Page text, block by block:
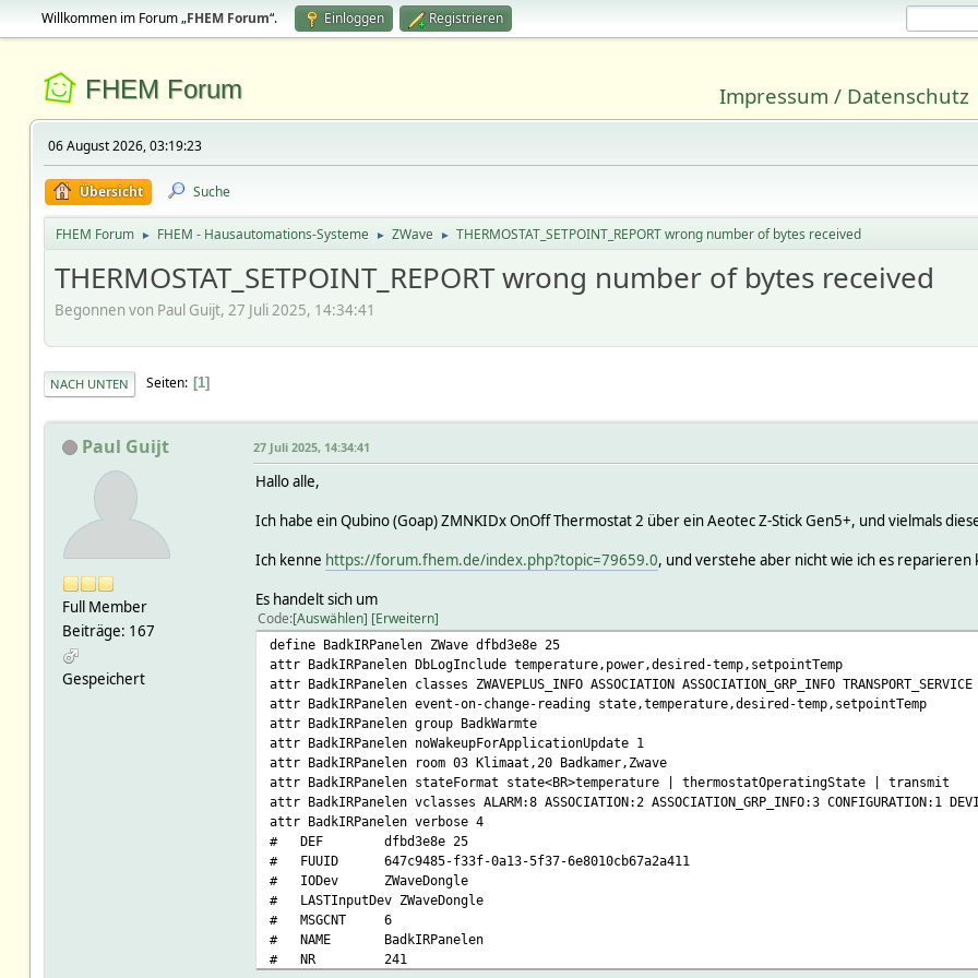
Willkommen im Forum „FHEM Forum“. Einloggen Registrieren
FHEM Forum Impressum / Datenschutz
06 August 2026, 03:19:23
Übersicht Suche
FHEM Forum ► FHEM - Hausautomations-Systeme ► ZWave ► THERMOSTAT_SETPOINT_REPORT wrong number of bytes received
THERMOSTAT_SETPOINT_REPORT wrong number of bytes received
Begonnen von Paul Guijt, 27 Juli 2025, 14:34:41
NACH UNTEN Seiten 1
Paul Guijt
Full Member
Beiträge: 167
Gespeichert
27 Juli 2025, 14:34:41
Hallo alle,
Ich habe ein Qubino (Goap) ZMNKIDx OnOff Thermostat 2 über ein Aeotec Z-Stick Gen5+, und vielmals
Ich kenne https://forum.fhem.de/index.php?topic=79659.0, und verstehe aber nicht wie ich es reparieren
Es handelt sich um
Code Auswählen Erweitern
define BadkIRPanelen ZWave dfbd3e8e 25
attr BadkIRPanelen DbLogInclude temperature,power,desired-temp,setpointTemp
attr BadkIRPanelen classes ZWAVEPLUS_INFO ASSOCIATION ASSOCIATION_GRP_INFO TRANSPORT_SERVICE
attr BadkIRPanelen event-on-change-reading state,temperature,desired-temp,setpointTemp
attr BadkIRPanelen group BadkWarmte
attr BadkIRPanelen noWakeupForApplicationUpdate 1
attr BadkIRPanelen room 03 Klimaat,20 Badkamer,Zwave
attr BadkIRPanelen stateFormat state<BR>temperature | thermostatOperatingState | transmit
attr BadkIRPanelen vclasses ALARM:8 ASSOCIATION:2 ASSOCIATION_GRP_INFO:3 CONFIGURATION:1
attr BadkIRPanelen verbose 4
# DEF dfbd3e8e 25
# FUUID 647c9485-f33f-0a13-5f37-6e8010cb67a2a411
# IODev ZWaveDongle
# LASTInputDev ZWaveDongle
# MSGCNT 6
# NAME BadkIRPanelen
# NR 241